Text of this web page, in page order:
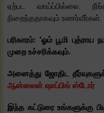
ஏற்பட வாய்ப்பில்லை.
நிறைந்ததாகவும் உணர்வீர்கள்.
பரிகாரம்: 'ஓம் பூமி
முறை உச்சரிக்கவும்.
அனைத்து ஜோதிட
ஆன்லைன் ஷாப்பிங் ஸ்டோர்
இந்த கட்டுரை உங்களுக்கு